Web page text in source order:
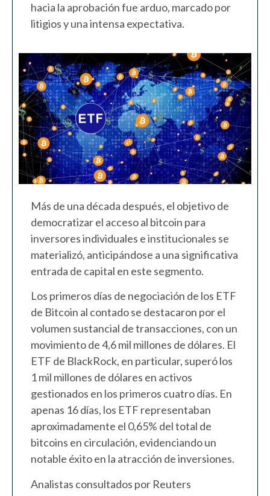
hacia la aprobación fue arduo, marcado por
litigios y una intensa expectativa.
Más de una década después, el objetivo de
democratizar el acceso al bitcoin para
inversores individuales e institucionales se
materializó, anticipándose a una significativa
entrada de capital en este segmento.
Los primeros días de negociación de los ETF
de Bitcoin al contado se destacaron por el
volumen sustancial de transacciones, con un
movimiento de 4,6 mil millones de dólares. El
ETF de BlackRock, en particular, superó los
1 mil millones de dólares en activos
gestionados en los primeros cuatro días. En
apenas 16 días, los ETF representaban
aproximadamente el 0,65% del total de
bitcoins en circulación, evidenciando un
notable éxito en la atracción de inversiones.
Analistas consultados por Reuters